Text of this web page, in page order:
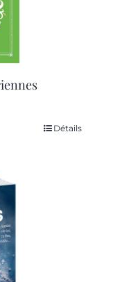
Détails